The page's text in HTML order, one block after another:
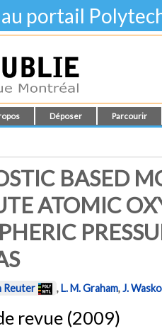
portail
Déposer Parcourir
BASED
ATOMIC
Reuter ,L. M. Graham,J.
revue (2009)